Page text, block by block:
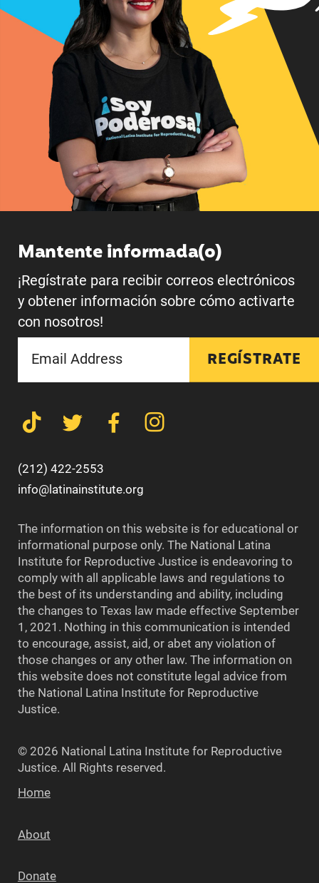
Mantente informada(o)
¡Regístrate para recibir correos electrónicos
y obtener información sobre cómo activarte
con nosotros!
REGÍSTRATE
(212) 422-2553
info@latinainstitute.org
The information on this website is for educational or
informational purpose only. The National Latina
Institute for Reproductive Justice is endeavoring to
comply with all applicable laws and regulations to
the best of its understanding and ability, including
the changes to Texas law made effective September
1, 2021. Nothing in this communication is intended
to encourage, assist, aid, or abet any violation of
those changes or any other law. The information on
this website does not constitute legal advice from
the National Latina Institute for Reproductive
Justice.
© 2026 National Latina Institute for Reproductive
Justice. All Rights reserved.
Home
About
Donate